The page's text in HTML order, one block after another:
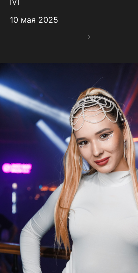
IVI
10 мая 2025